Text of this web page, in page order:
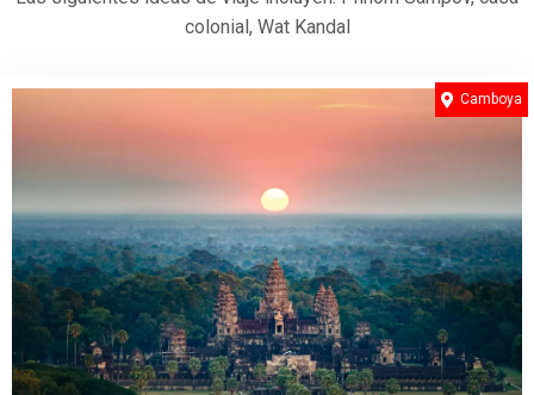
colonial, Wat Kandal
Camboya